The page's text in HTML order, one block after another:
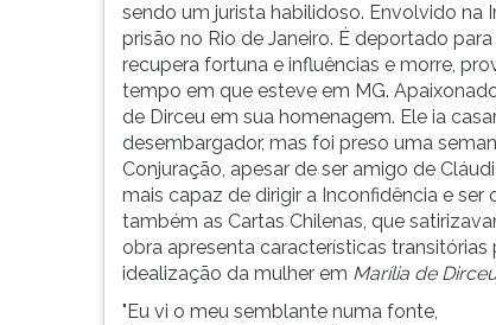
sendo um jurista habilidoso. Envolvido
prisão no Rio de Janeiro. É deportado
recupera fortuna e influências e morre,
tempo em que esteve em MG.
de Dirceu em sua homenagem. Ele ia
desembargador, mas foi preso uma
Conjuração, apesar de ser amigo de
mais capaz de dirigir a Inconfidência e
também as Cartas Chilenas, que
obra apresenta características
idealização da mulher em Marília de
"Eu vi o meu semblante numa fonte,